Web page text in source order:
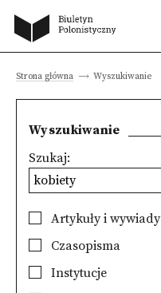
Strona główna Wyszukiwanie
Wyszukiwanie
Szukaj:
Artykuły i wywiady
Czasopisma
Instytucje